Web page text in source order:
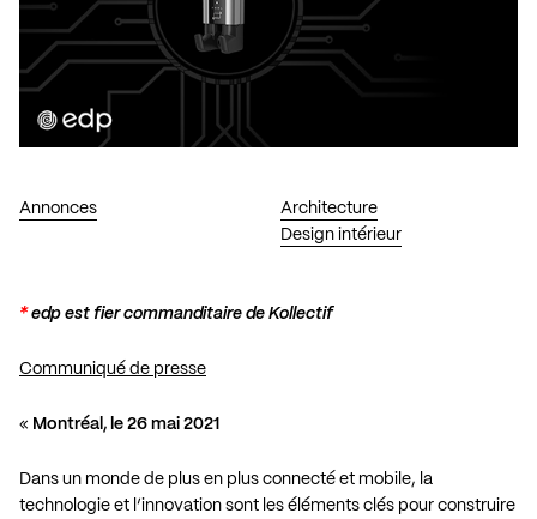
Annonces
Architecture
Design intérieur
*edp est fier commanditaire de Kollectif
Communiqué de presse
« Montréal, le 26 mai 2021
Dans un monde de plus en plus connecté et mobile, la
technologie et l’innovation sont les éléments clés pour construire